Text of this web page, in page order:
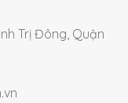
Trị Đông, Quận